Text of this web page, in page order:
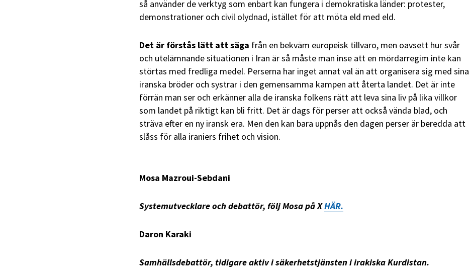
så använder de verktyg som enbart kan fungera i demokratiska länder: protester,
demonstrationer och civil olydnad, istället för att möta eld med eld.
Det är förstås lätt att säga från en bekväm europeisk tillvaro, men oavsett hur svår
och utelämnande situationen i Iran är så måste man inse att en mördarregim inte kan
störtas med fredliga medel. Perserna har inget annat val än att organisera sig med sina
iranska bröder och systrar i den gemensamma kampen att återta landet. Det är inte
förrän man ser och erkänner alla de iranska folkens rätt att leva sina liv på lika villkor
som landet på riktigt kan bli fritt. Det är dags för perser att också vända blad, och
sträva efter en ny iransk era. Men den kan bara uppnås den dagen perser är beredda att
slåss för alla iraniers frihet och vision.
Mosa Mazroui-Sebdani
Systemutvecklare och debattör, följ Mosa på XHÄR.
Daron Karaki
Samhällsdebattör, tidigare aktiv i säkerhetstjänsten i irakiska Kurdistan.